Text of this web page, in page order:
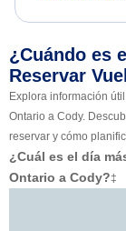
¿Cuándo es
Reservar
Explora información
Ontario a Cody.
reservar y cómo
¿Cuál es el día
Ontario a Cody?‡